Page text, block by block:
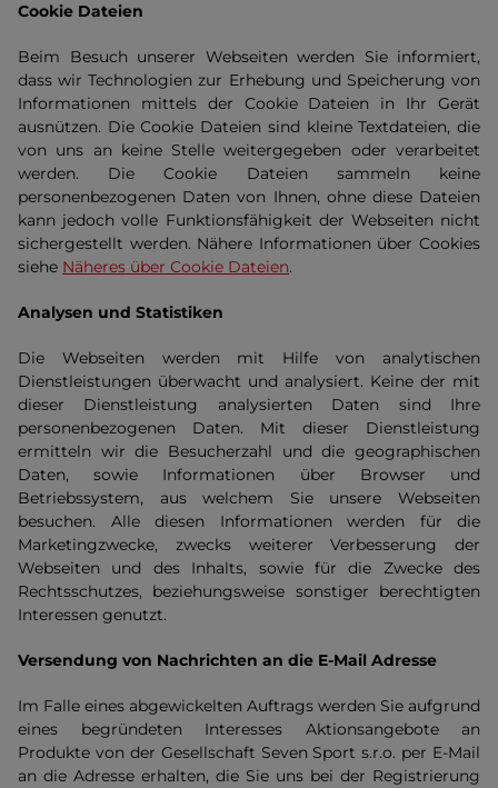
Cookie Dateien
Beim Besuch unserer Webseiten werden Sie informiert,
dass wir Technologien zur Erhebung und Speicherung von
Informationen mittels der Cookie Dateien in Ihr Gerät
ausnützen. Die Cookie Dateien sind kleine Textdateien, die
von uns an keine Stelle weitergegeben oder verarbeitet
werden. Die Cookie Dateien sammeln keine
personenbezogenen Daten von Ihnen, ohne diese Dateien
kann jedoch volle Funktionsfähigkeit der Webseiten nicht
sichergestellt werden. Nähere Informationen über Cookies
siehe Näheres über Cookie Dateien.
Analysen und Statistiken
Die Webseiten werden mit Hilfe von analytischen
Dienstleistungen überwacht und analysiert. Keine der mit
dieser Dienstleistung analysierten Daten sind Ihre
personenbezogenen Daten. Mit dieser Dienstleistung
ermitteln wir die Besucherzahl und die geographischen
Daten, sowie Informationen über Browser und
Betriebssystem, aus welchem Sie unsere Webseiten
besuchen. Alle diesen Informationen werden für die
Marketingzwecke, zwecks weiterer Verbesserung der
Webseiten und des Inhalts, sowie für die Zwecke des
Rechtsschutzes, beziehungsweise sonstiger berechtigten
Interessen genutzt.
Versendung von Nachrichten an die E-Mail Adresse
Im Falle eines abgewickelten Auftrags werden Sie aufgrund
eines begründeten Interesses Aktionsangebote an
Produkte von der Gesellschaft Seven Sport s.r.o. per E-Mail
an die Adresse erhalten, die Sie uns bei der Registrierung